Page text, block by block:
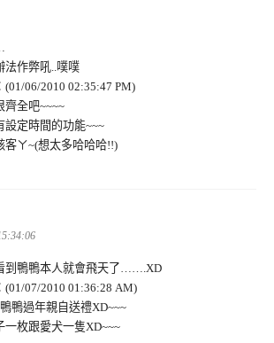
法作弊吼..噗噗
(01/06/2010 02:35:47 PM)
齊全吧~~~~
設定時間的功能~~~
客ㄚ~(想太多哈哈哈!!)
:
到鴨鴨本人就會飛天了…….XD
(01/07/2010 01:36:28 AM)
鴨過年親自送禮XD~~~
一枚跟愛犬一隻XD~~~